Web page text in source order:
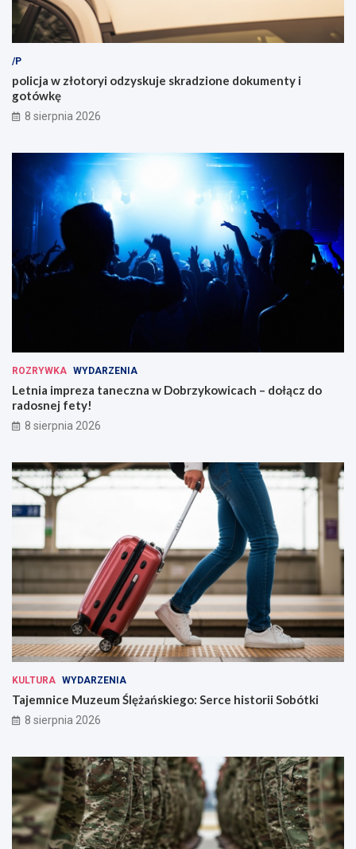
/P
policja w złotoryi odzyskuje skradzione dokumenty i
gotówkę
8 sierpnia 2026
ROZRYWKA WYDARZENIA
Letnia impreza taneczna w Dobrzykowicach – dołącz do
radosnej fety!
8 sierpnia 2026
KULTURA WYDARZENIA
Tajemnice Muzeum Ślężańskiego: Serce historii Sobótki
8 sierpnia 2026